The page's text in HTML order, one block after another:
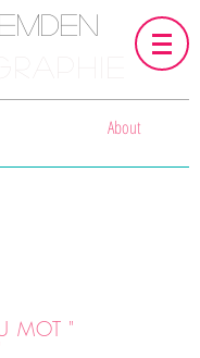
About
MOT "